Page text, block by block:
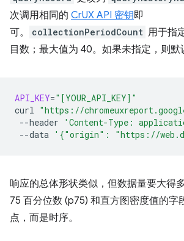
次调用相同的 CrUX API 密钥即
可。
collectionPeriodCount 用于指
目数；最大值为 40。如果未指定，则默
API_KEY="[YOUR_API_KEY]"
curl "https://
--header
'Content-Type:
--data '{"origin": "https://
响应的总体形状类似，但数据量要大得
75 百分位数 (p75) 和直方图密度值的字
点，而是时序。